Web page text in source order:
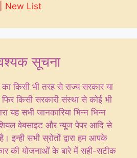
| New List
सूचना
किसी भी तरह से राज्य सरकार या
किसी सरकारी संस्था से कोई भी
यह सभी जानकारिया भिन्न भिन्न
वेबसाइट और न्यूज पेपर आदि से
इन्ही सभी स्रोतों द्वारा हम आपके
की योजनाओं के बारे में सही-सटीक